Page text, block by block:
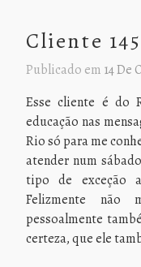
Cliente
Publicado em 14 De
Esse cliente é do
educação nas
Rio só para me
atender num
tipo de exceção
Felizmente não
pessoalmente
certeza, que ele